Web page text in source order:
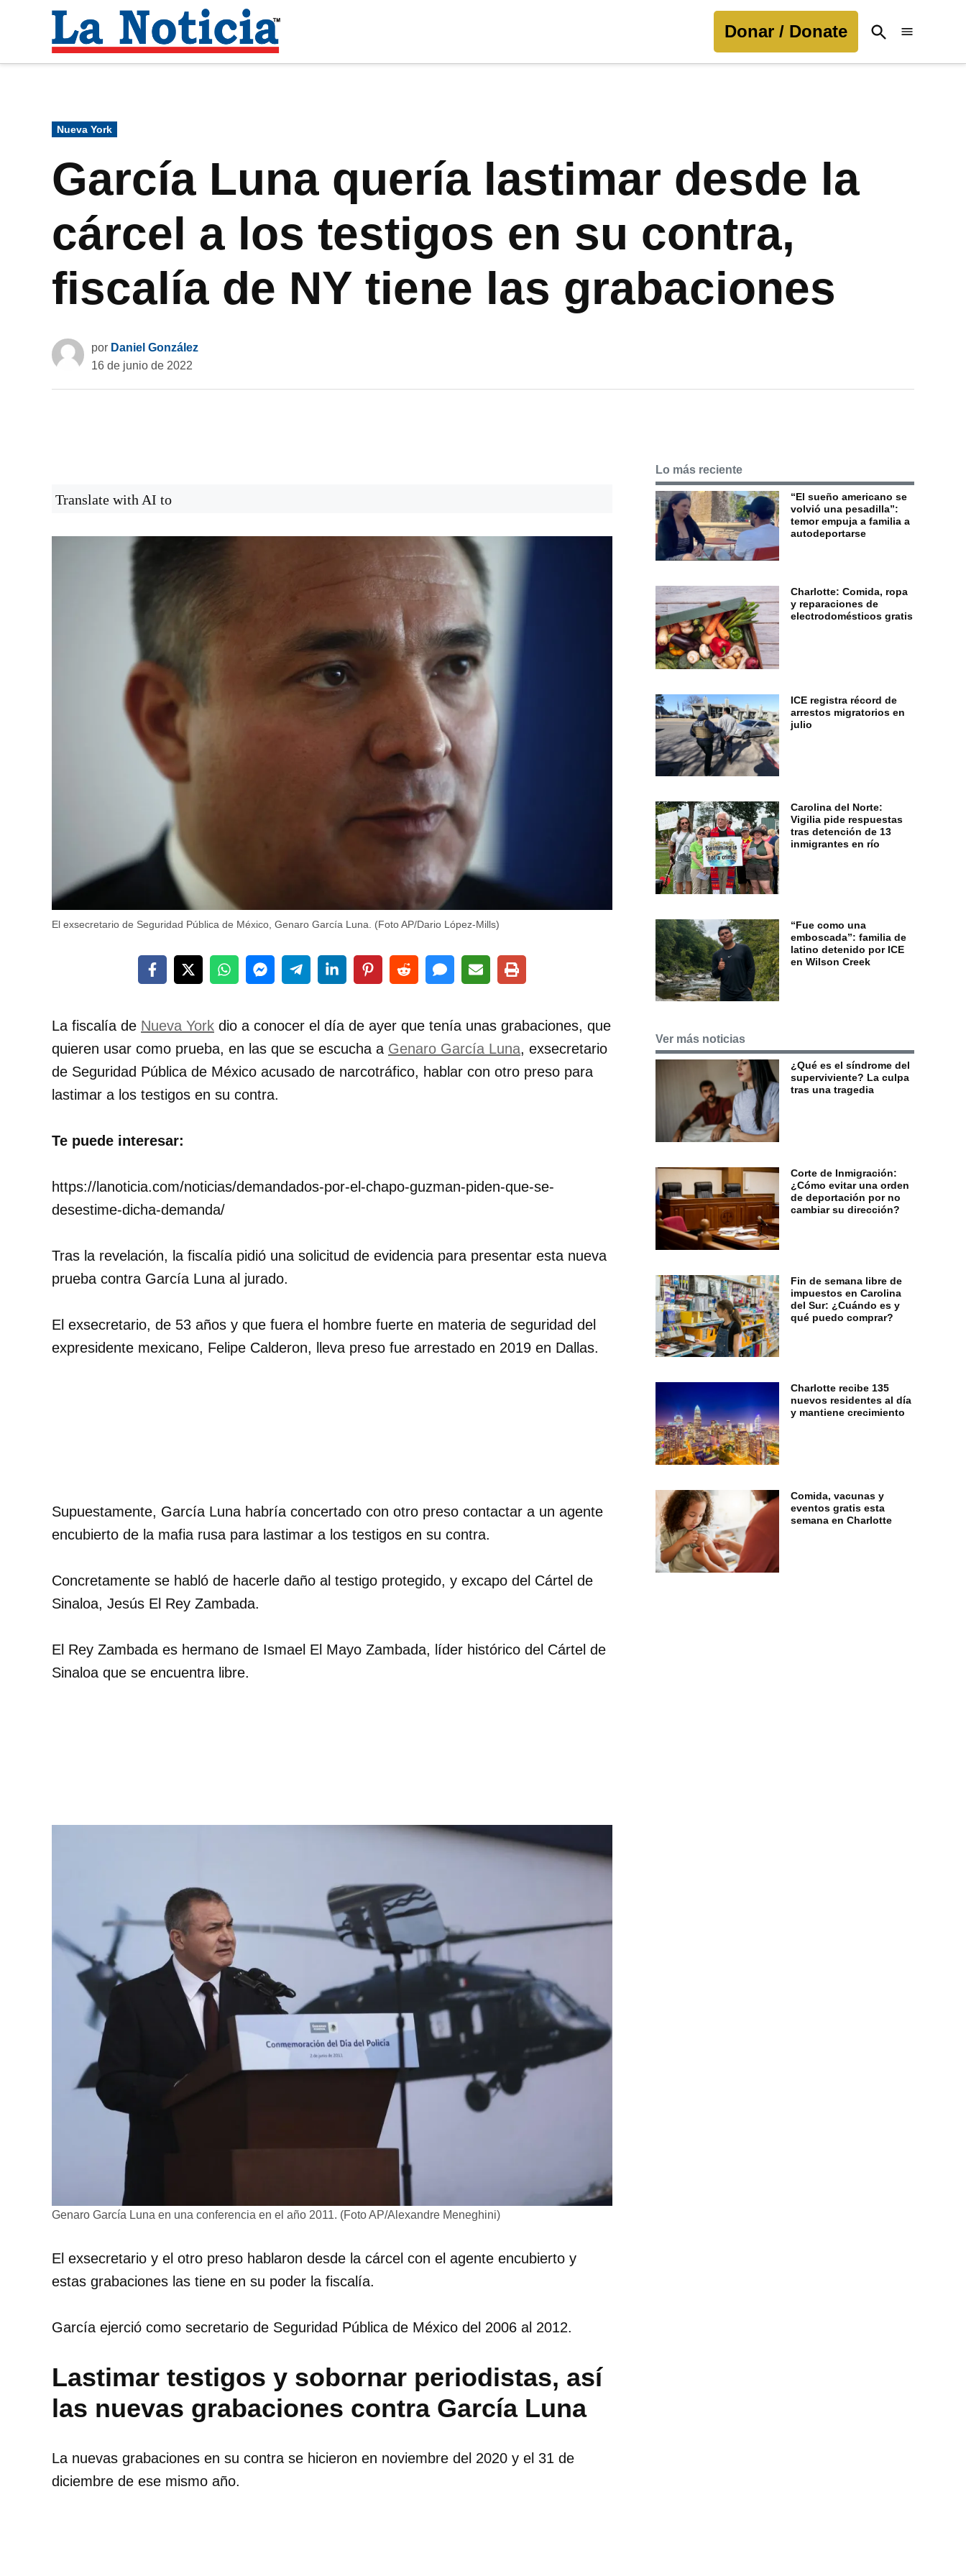
contenido
Noticia
Donar / Donate
Open
Search
Publicado
en
Nueva York
García Luna quería lastimar desde la
cárcel a los testigos en su contra,
fiscalía de NY tiene las grabaciones
por Daniel González
16 de junio de 2022
Translate with AI to
El exsecretario de Seguridad Pública de México, Genaro García Luna. (Foto AP/Dario López-Mills)
La fiscalía de Nueva York dio a conocer el día de ayer que tenía unas grabaciones, que
quieren usar como prueba, en las que se escucha a Genaro García Luna, exsecretario
de Seguridad Pública de México acusado de narcotráfico, hablar con otro preso para
lastimar a los testigos en su contra.
Te puede interesar:
https://lanoticia.com/noticias/demandados-por-el-chapo-guzman-piden-que-se-
desestime-dicha-demanda/
Tras la revelación, la fiscalía pidió una solicitud de evidencia para presentar esta nueva
prueba contra García Luna al jurado.
El exsecretario, de 53 años y que fuera el hombre fuerte en materia de seguridad del
expresidente mexicano, Felipe Calderon, lleva preso fue arrestado en 2019 en Dallas.
Supuestamente, García Luna habría concertado con otro preso contactar a un agente
encubierto de la mafia rusa para lastimar a los testigos en su contra.
Concretamente se habló de hacerle daño al testigo protegido, y excapo del Cártel de
Sinaloa, Jesús El Rey Zambada.
El Rey Zambada es hermano de Ismael El Mayo Zambada, líder histórico del Cártel de
Sinaloa que se encuentra libre.
Genaro García Luna en una conferencia en el año 2011. (Foto AP/Alexandre Meneghini)
El exsecretario y el otro preso hablaron desde la cárcel con el agente encubierto y
estas grabaciones las tiene en su poder la fiscalía.
García ejerció como secretario de Seguridad Pública de México del 2006 al 2012.
Lastimar testigos y sobornar periodistas, así
las nuevas grabaciones contra García Luna
La nuevas grabaciones en su contra se hicieron en noviembre del 2020 y el 31 de
diciembre de ese mismo año.
Lo más reciente
“El sueño americano se
volvió una pesadilla”:
temor empuja a familia a
autodeportarse
Charlotte: Comida, ropa
y reparaciones de
electrodomésticos gratis
ICE registra récord de
arrestos migratorios en
julio
Carolina del Norte:
Vigilia pide respuestas
tras detención de 13
inmigrantes en río
“Fue como una
emboscada”: familia de
latino detenido por ICE
en Wilson Creek
Ver más noticias
¿Qué es el síndrome del
superviviente? La culpa
tras una tragedia
Corte de Inmigración:
¿Cómo evitar una orden
de deportación por no
cambiar su dirección?
Fin de semana libre de
impuestos en Carolina
del Sur: ¿Cuándo es y
qué puedo comprar?
Charlotte recibe 135
nuevos residentes al día
y mantiene crecimiento
Comida, vacunas y
eventos gratis esta
semana en Charlotte